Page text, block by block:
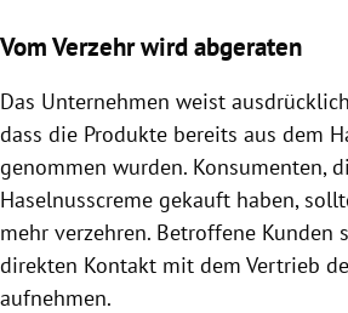
Vom Verzehr wird abgeraten
Das Unternehmen weist
dass die Produkte bereits aus dem
genommen wurden. Konsumenten,
Haselnusscreme gekauft haben,
mehr verzehren. Betroffene Kunden
direkten Kontakt mit dem Vertrieb
aufnehmen.